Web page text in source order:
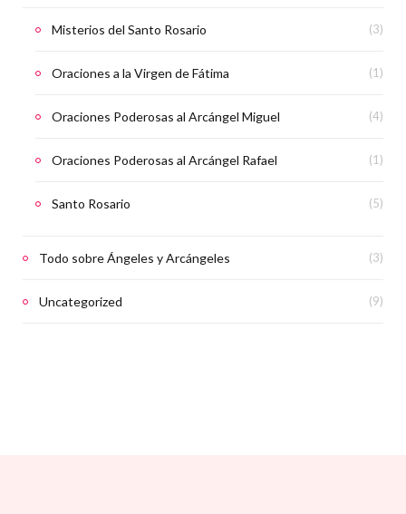
Misterios del Santo Rosario (3)
Oraciones a la Virgen de Fátima (1)
Oraciones Poderosas al Arcángel Miguel (4)
Oraciones Poderosas al Arcángel Rafael (1)
Santo Rosario (5)
Todo sobre Ángeles y Arcángeles (3)
Uncategorized (9)